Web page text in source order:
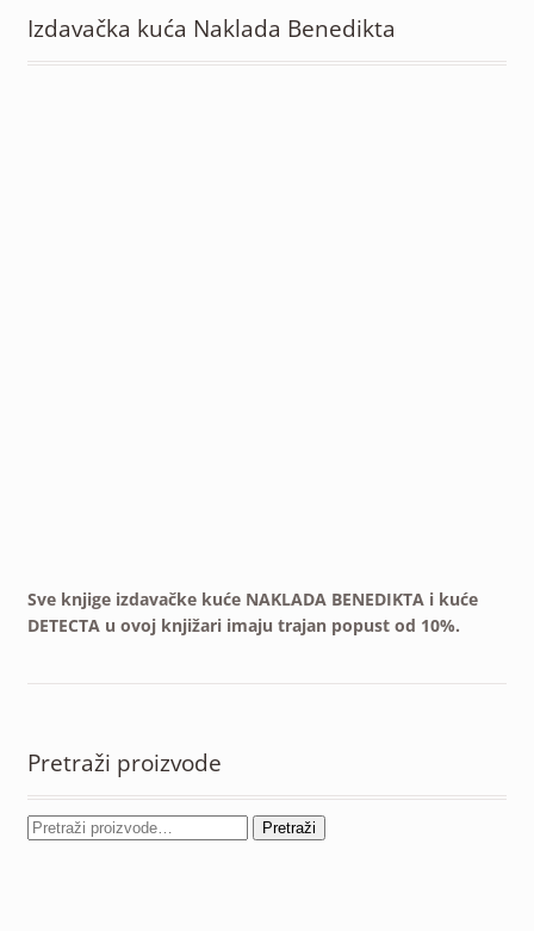
Izdavačka kuća Naklada Benedikta
Sve knjige izdavačke kuće NAKLADA BENEDIKTA i kuće
DETECTA u ovoj knjižari imaju trajan popust od 10%.
Pretraži proizvode
Pretraži